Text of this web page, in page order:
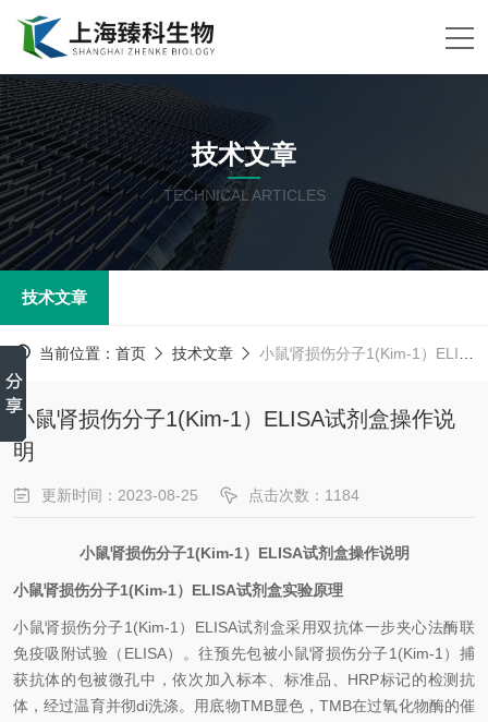
技术文章
TECHNICAL ARTICLES
技术文章
当前位置： 首页 技术文章 小鼠肾损伤分子1(Kim-1）ELISA试剂盒操作说明
小鼠肾损伤分子1(Kim-1）ELISA试剂盒操作说
明
更新时间：2023-08-25 点击次数：1184
小鼠肾损伤分子1(Kim-1） ELISA试剂盒操作说明
小鼠肾损伤分子1(Kim-1） ELISA试剂盒实验原理
小鼠肾损伤分子1(Kim-1） ELISA试剂盒采用双抗体一步夹心法酶联
免疫吸附试验（ ELISA）。往预先包被小鼠肾损伤分子1(Kim-1）捕
获抗体的包被微孔中，依次加入标本、标准品、 HRP标记的检测抗
体，经过温育并彻di洗涤。用底物TMB显色，TMB在过氧化物酶的催